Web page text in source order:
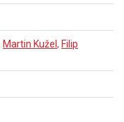
Martin Kužel , Filip